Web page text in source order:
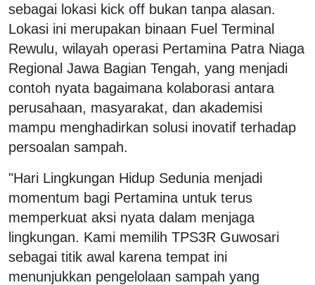
sebagai lokasi kick off bukan tanpa alasan.
Lokasi ini merupakan binaan Fuel Terminal
Rewulu, wilayah operasi Pertamina Patra Niaga
Regional Jawa Bagian Tengah, yang menjadi
contoh nyata bagaimana kolaborasi antara
perusahaan, masyarakat, dan akademisi
mampu menghadirkan solusi inovatif terhadap
persoalan sampah.
"Hari Lingkungan Hidup Sedunia menjadi
momentum bagi Pertamina untuk terus
memperkuat aksi nyata dalam menjaga
lingkungan. Kami memilih TPS3R Guwosari
sebagai titik awal karena tempat ini
menunjukkan pengelolaan sampah yang